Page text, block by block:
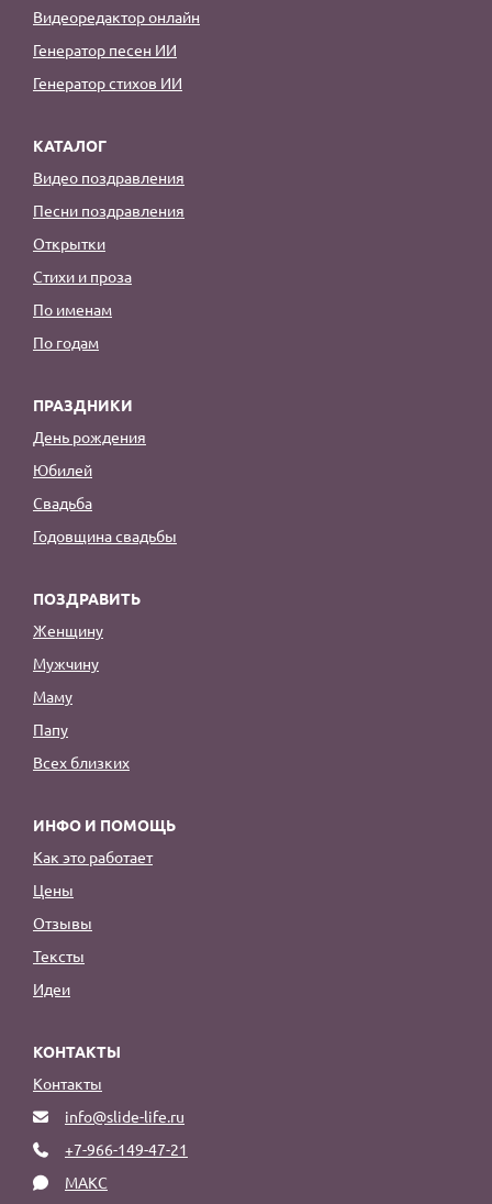
Видеоредактор онлайн
Генератор песен ИИ
Генератор стихов ИИ
КАТАЛОГ
Видео поздравления
Песни поздравления
Открытки
Стихи и проза
По именам
По годам
ПРАЗДНИКИ
День рождения
Юбилей
Свадьба
Годовщина свадьбы
ПОЗДРАВИТЬ
Женщину
Мужчину
Маму
Папу
Всех близких
ИНФО И ПОМОЩЬ
Как это работает
Цены
Отзывы
Тексты
Идеи
КОНТАКТЫ
Контакты
info@slide-life.ru
+7-966-149-47-21
МАКС